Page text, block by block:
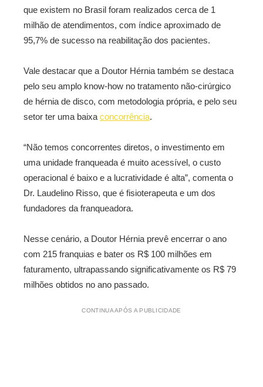
que existem no Brasil foram realizados cerca de 1
milhão de atendimentos, com índice aproximado de
95,7% de sucesso na reabilitação dos pacientes.
Vale destacar que a Doutor Hérnia também se destaca
pelo seu amplo know-how no tratamento não-cirúrgico
de hérnia de disco, com metodologia própria, e pelo seu
setor ter uma baixa concorrência.
“Não temos concorrentes diretos, o investimento em
uma unidade franqueada é muito acessível, o custo
operacional é baixo e a lucratividade é alta”, comenta o
Dr. Laudelino Risso, que é fisioterapeuta e um dos
fundadores da franqueadora.
Nesse cenário, a Doutor Hérnia prevê encerrar o ano
com 215 franquias e bater os R$ 100 milhões em
faturamento, ultrapassando significativamente os R$ 79
milhões obtidos no ano passado.
CONTINUA APÓS A PUBLICIDADE